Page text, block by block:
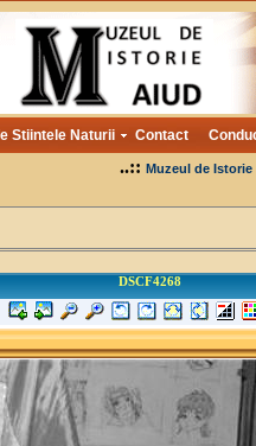
Stiintele Naturii Contact
..:: Muzeul de Istorie
DSCF4268